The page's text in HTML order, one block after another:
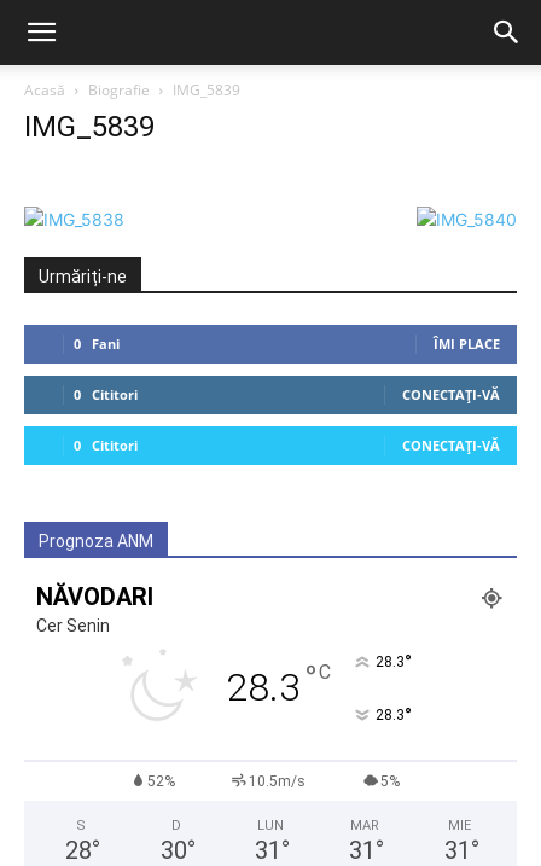
Acasă Biografie IMG_5839
IMG_5839
Urmăriți-ne
0 Fani ÎMI PLACE
0 Cititori CONECTAȚI-VĂ
0 Cititori CONECTAȚI-VĂ
Prognoza ANM
NĂVODARI
Cer Senin
28.3 °C 28.3°
28.3°
52% 10.5m/s 5%
S
28°
D
30°
LUN
31 °
MAR
31 °
MIE
31 °